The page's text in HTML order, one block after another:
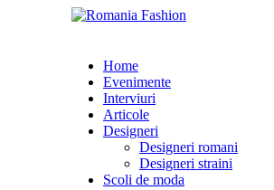
Home
Evenimente
Interviuri
Articole
Designeri
Designeri romani
Designeri straini
Scoli de moda